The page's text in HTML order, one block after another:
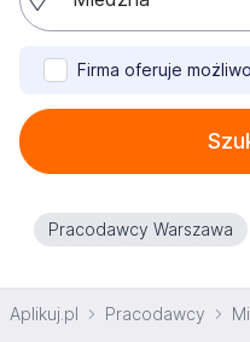
Firma oferuje
Pracodawcy Warszawa
Aplikuj.pl Pracodawcy